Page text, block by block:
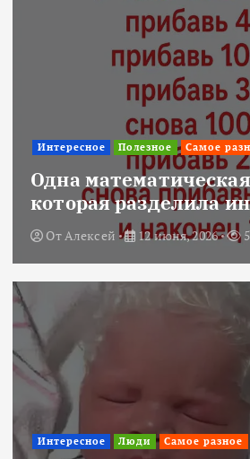
Интересное Полезное Самое
Одна
которая разделила
ОтАлексей 12 июня, 2026
Интересное Люди Самое разное